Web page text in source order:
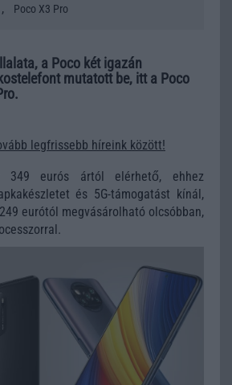
, Poco X3 Pro
a Poco két igazán
mutatott be, itt a Poco
legfrissebb híreink között!
349 eurós ártól elérhető, ehhez
és 5G-támogatást kínál,
249 eurótól megvásárolható olcsóbban,